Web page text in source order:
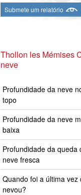
Submete um relatório
Thollon les Mémises
neve
Profundidade da neve
topo
Profundidade da neve
baixa
Profundidade da queda
neve fresca
Quando foi a última vez
nevou?